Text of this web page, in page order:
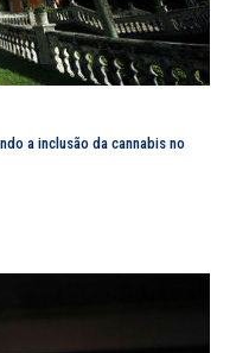
a inclusão da cannabis no